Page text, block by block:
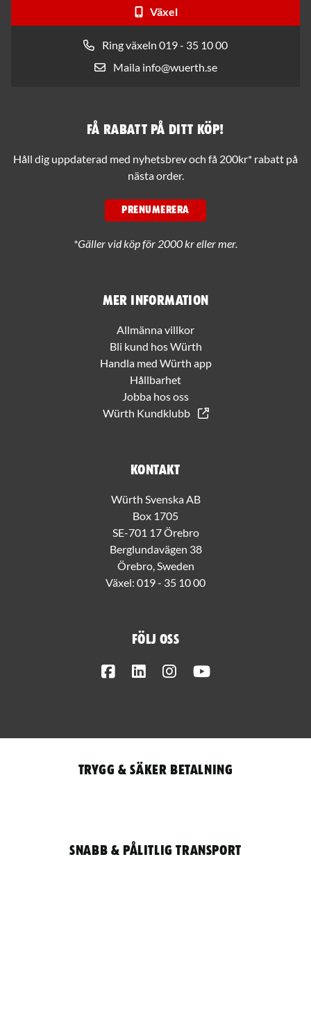
Växel
Ring växeln 019 - 35 10 00
Maila info@wuerth.se
Mer information
Allmänna villkor
Bli kund hos Würth
Handla med Würth app
Hållbarhet
Jobba hos oss
Würth Kundklubb
Kontakt
Würth Svenska AB
Box 1705
SE-701 17 Örebro
Berglundavägen 38
Örebro, Sweden
Växel: 019 - 35 10 00
Följ oss
FacebookLinkedInInstagram
Få rabatt på ditt köp!
Håll dig uppdaterad med nyhetsbrev och få 200kr* rabatt på
nästa order.
PRENUMERERA
*Gäller vid köp för 2000 kr eller mer.
Trygg & säker betalning
Snabb & pålitlig transport